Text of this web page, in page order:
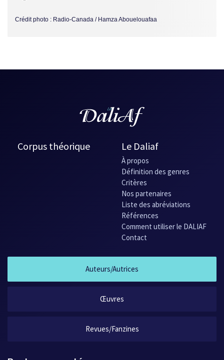
Crédit photo : Radio-Canada / Hamza Abouelouafaa
Corpus théorique Le Daliaf
À propos
Définition des genres
Critères
Nos partenaires
Liste des abréviations
Références
Comment utiliser le DALIAF
Contact
Auteurs/Autrices
Œuvres
Revues/Fanzines